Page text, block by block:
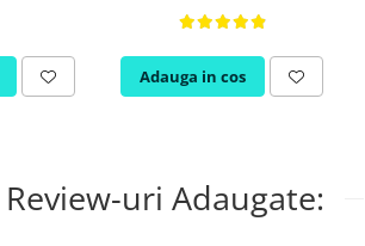
Adauga in cos
uri Adaugate: